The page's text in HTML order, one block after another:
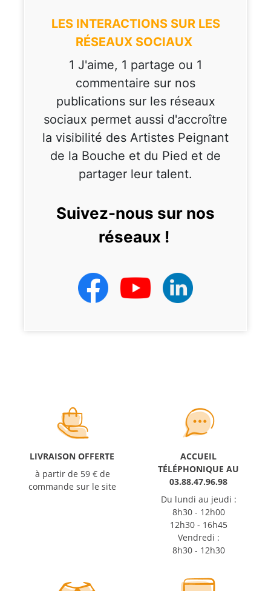
LES INTERACTIONS SUR LES
RÉSEAUX SOCIAUX
1 J'aime, 1 partage ou 1
commentaire sur nos
publications sur les réseaux
sociaux permet aussi d'accroître
la visibilité des Artistes Peignant
de la Bouche et du Pied et de
partager leur talent.
Suivez-nous sur nos
réseaux !
LIVRAISON OFFERTE
à partir de 59 € de
commande sur le site
ACCUEIL
TÉLÉPHONIQUE AU
03.88.47.96.98
Du lundi au jeudi :
8h30 - 12h00
12h30 - 16h45
Vendredi :
8h30 - 12h30